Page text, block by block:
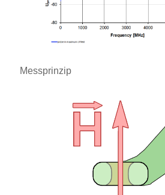
Messprinzip